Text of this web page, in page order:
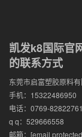
凯发k8国际官
的联系方式
东莞市启富塑胶原料
手机：15322486950
电话：0769-82822761
q q：529666558
邮箱： [email